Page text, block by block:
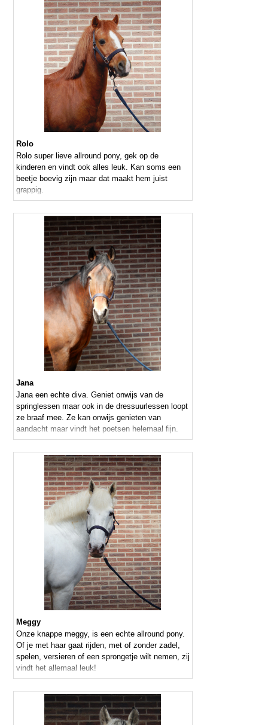
Rolo
Rolo super lieve allround pony, gek op de
kinderen en vindt ook alles leuk. Kan soms een
beetje boevig zijn maar dat maakt hem juist
grappig.
Jana
Jana een echte diva. Geniet onwijs van de
springlessen maar ook in de dressuurlessen loopt
ze braaf mee. Ze kan onwijs genieten van
aandacht maar vindt het poetsen helemaal fijn.
Meggy
Onze knappe meggy, is een echte allround pony.
Of je met haar gaat rijden, met of zonder zadel,
spelen, versieren of een sprongetje wilt nemen, zij
vindt het allemaal leuk!